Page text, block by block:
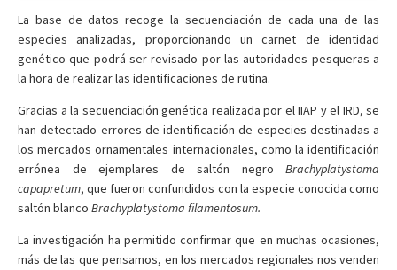
La base de datos recoge la secuenciación de cada una de las
especies analizadas, proporcionando un carnet de identidad
genético que podrá ser revisado por las autoridades pesqueras a
la hora de realizar las identificaciones de rutina.
Gracias a la secuenciación genética realizada por el IIAP y el IRD, se
han detectado errores de identificación de especies destinadas a
los mercados ornamentales internacionales, como la identificación
errónea de ejemplares de saltón negro Brachyplatystoma
capapretum, que fueron confundidos con la especie conocida como
saltón blanco Brachyplatystoma filamentosum.
La investigación ha permitido confirmar que en muchas ocasiones,
más de las que pensamos, en los mercados regionales nos venden